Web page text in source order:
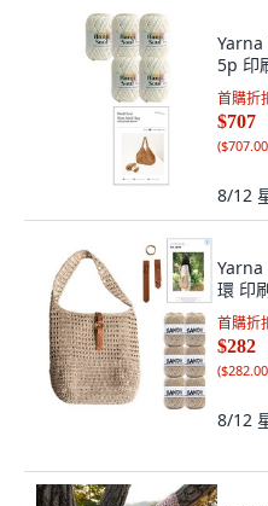
Yarna
5p 印
首購折
$707
(
8/12
Yarna
環 印
首購折
$282
(
8/12